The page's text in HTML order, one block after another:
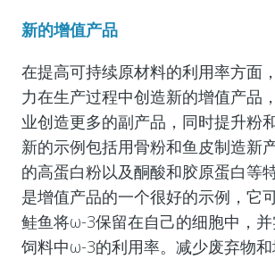
新的增值产品
在提高可持续原材料的利用率方面
力在生产过程中创造新的增值产品
业创造更多的副产品，同时提升粉
新的示例包括用骨粉和鱼皮制造新
的高蛋白粉以及酮酸和胶原蛋白等
是增值产品的一个很好的示例，它
鲑鱼将ω-3保留在自己的细胞中，
饲料中ω-3的利用率。减少废弃物